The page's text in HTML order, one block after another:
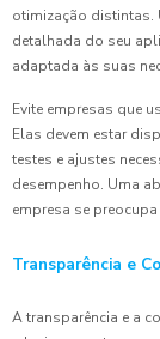
otimização distintas.
detalhada do seu
adaptada às suas
Evite empresas que
Elas devem estar
testes e ajustes
desempenho. Uma
empresa se
Transparência e
A transparência e a